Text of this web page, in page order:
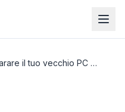
Preparare il tuo vecchio PC per il futuro con Windows 11